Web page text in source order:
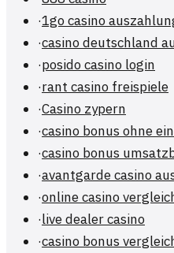
·1go casino
·casino deutschland
·posido casino login
·rant casino freispiele
·Casino zypern
·casino bonus ohne
·casino bonus
·avantgarde casino
·online casino
·live dealer casino
·casino bonus